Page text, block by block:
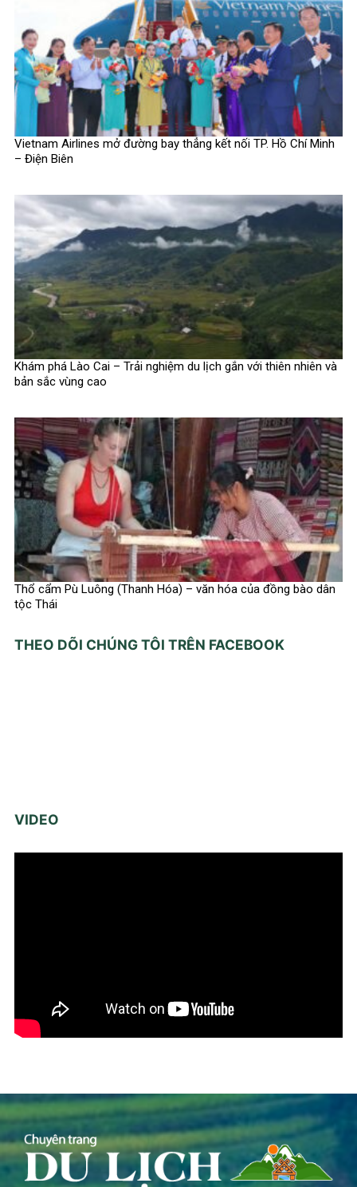
Vietnam Airlines mở đường bay thẳng kết nối TP. Hồ Chí Minh
– Điện Biên
Khám phá Lào Cai – Trải nghiệm du lịch gắn với thiên nhiên và
bản sắc vùng cao
Thổ cẩm Pù Luông (Thanh Hóa) – văn hóa của đồng bào dân
tộc Thái
THEO DÕI CHÚNG TÔI TRÊN FACEBOOK
VIDEO